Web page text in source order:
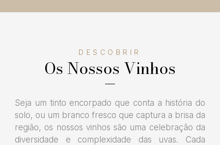
DESCOBRIR
Os Nossos Vinhos
Seja um tinto encorpado que conta a história do
solo, ou um branco fresco que captura a brisa da
região, os nossos vinhos são uma celebração da
diversidade e complexidade das uvas. Cada